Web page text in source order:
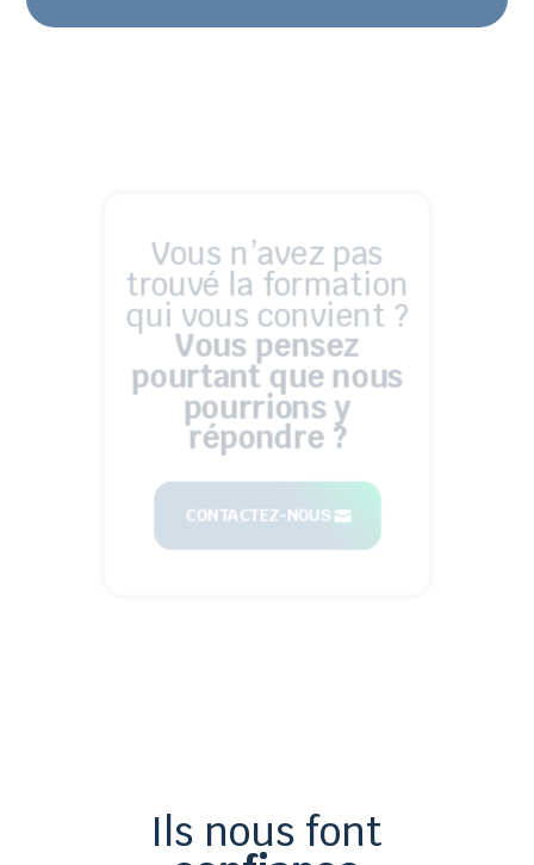
Vous n’avez pas
trouvé la formation
qui vous convient ?
Vous pensez
pourtant que nous
pourrions y
répondre ?
CONTACTEZ-NOUS
Ils nous font